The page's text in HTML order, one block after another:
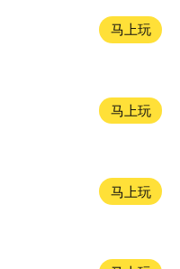
马上玩
马上玩
马上玩